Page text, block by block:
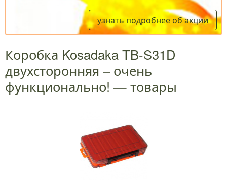
узнать подробнее об акции
Коробка Kosadaka TB-S31D
двухсторонняя – очень
функционально! — товары